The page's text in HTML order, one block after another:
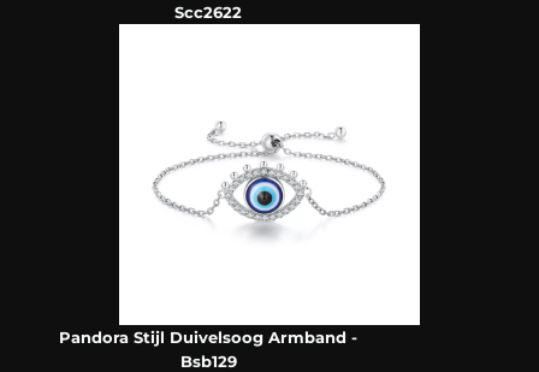
Scc2622
Pandora Stijl Duivelsoog Armband -
Bsb129